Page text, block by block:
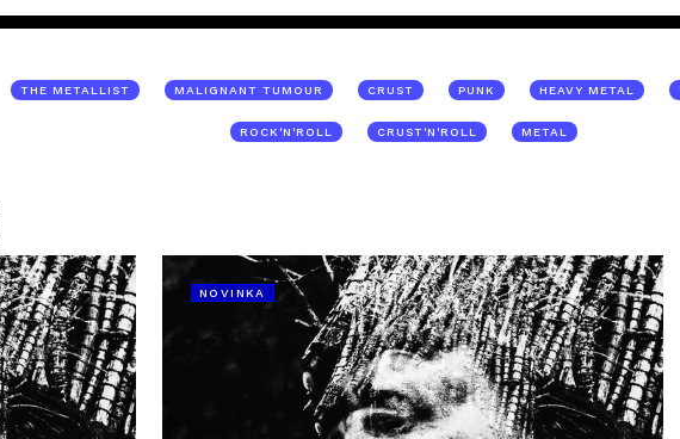
THE METALLIST MALIGNANT TUMOUR CRUST PUNK HEAVY METAL
ROCK'N'ROLL CRUST'N'ROLL METAL
NOVINKA